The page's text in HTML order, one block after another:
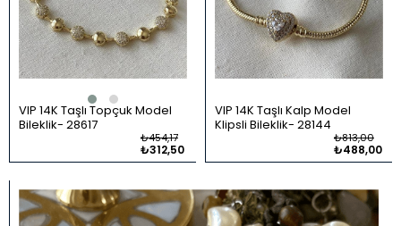
VIP 14K Taşlı Topçuk Model
Bileklik 28617
₺312,50
₺454,17
VIP 14K Taşlı Kalp Model
Klipsli Bileklik 28144
₺488,00
₺813,00